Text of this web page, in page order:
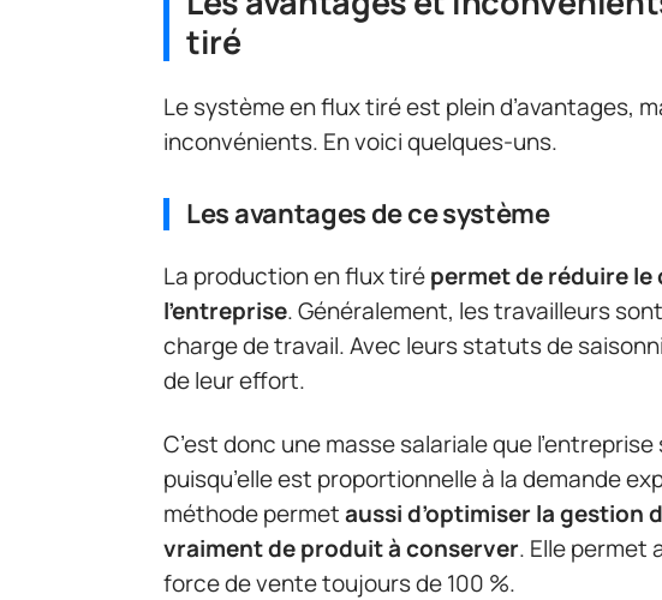
tiré
Le système en flux tiré est plein d’avantages,
inconvénients. En voici quelques-uns.
Les avantages de ce système
La production en flux tirépermet de réduire
l’entreprise. Généralement, les travailleurs
charge de travail. Avec leurs statuts de
de leur effort.
C’est donc une masse salariale que
puisqu’elle est proportionnelle à la demande
méthode permetaussi d’optimiser la gestion
vraiment de produit à conserver. Elle permet
force de vente toujours de 100 %.